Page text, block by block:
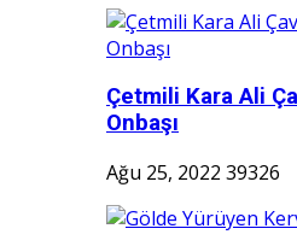
Çetmili Kara Ali
Onbaşı
Ağu 25, 2022 39326